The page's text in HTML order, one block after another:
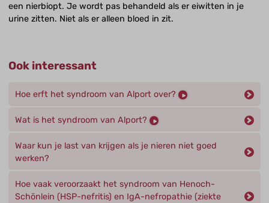
een nierbiopt. Je wordt pas behandeld als er eiwitten in je
urine zitten. Niet als er alleen bloed in zit.
Ook interessant
Hoe erft het syndroom van Alport over?
Wat is het syndroom van Alport?
Waar kun je last van krijgen als je nieren niet goed
werken?
Hoe vaak veroorzaakt het syndroom van Henoch-
Schönlein (HSP-nefritis) en IgA-nefropathie (ziekte